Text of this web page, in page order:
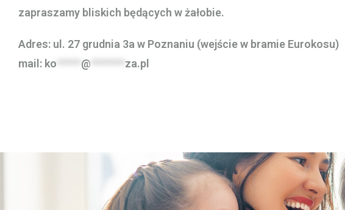
zapraszamy bliskich będących w żałobie.
Adres: ul. 27 grudnia 3a w Poznaniu (wejście w bramie Eurokosu)
mail: ko @ za.pl